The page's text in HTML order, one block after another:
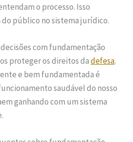
o processo. Isso
público no sistema jurídico.
com fundamentação
proteger os direitos dadefesa.
e bem fundamentada é
saudável do nosso
ganhando com um sistema